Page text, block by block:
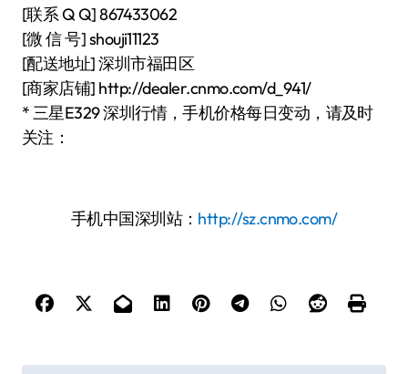
[联系 Q Q] 867433062
[微 信 号] shouji11123
[配送地址] 深圳市福田区
[商家店铺] http://dealer.cnmo.com/d_941/
* 三星E329 深圳行情，手机价格每日变动，请及时
关注：
手机中国深圳站： http://sz.cnmo.com/